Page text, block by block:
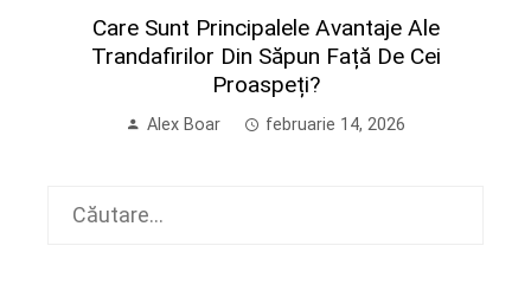
Care Sunt Principalele Avantaje Ale
Trandafirilor Din Săpun Față De Cei
Proaspeți?
Alex Boar februarie 14, 2026
Caută